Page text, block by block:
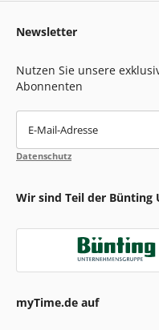
Newsletter
Nutzen Sie unsere
Abonnenten
E-Mail-Adresse
Datenschutz
Wir sind Teil der Bünting
myTime.de auf